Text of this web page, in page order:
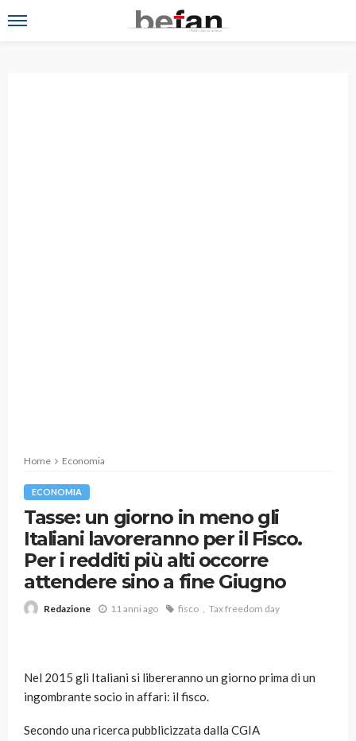
Home Economia
ECONOMIA
Tasse: un giorno in meno gli
Italiani lavoreranno per il Fisco.
Per i redditi più alti occorre
attendere sino a fine Giugno
Redazione 11 anni ago fisco Tax freedom day
Nel 2015 gli Italiani si libereranno un giorno prima di un
ingombrante socio in affari: il fisco.
Secondo una ricerca pubblicizzata dalla CGIA